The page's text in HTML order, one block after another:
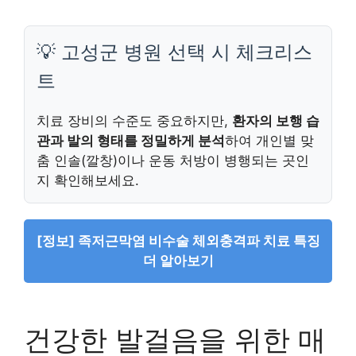
💡 고성군 병원 선택 시 체크리스
트
치료 장비의 수준도 중요하지만, 환자의 보행 습
관과 발의 형태를 정밀하게 분석하여 개인별 맞
춤 인솔(깔창)이나 운동 처방이 병행되는 곳인
지 확인해보세요.
[정보] 족저근막염 비수술 체외충격파 치료 특징
더 알아보기
건강한 발걸음을 위한 매